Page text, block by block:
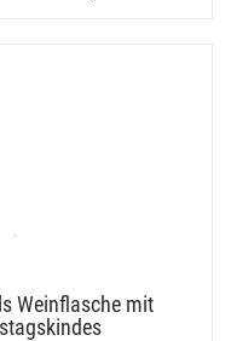
Weinflasche mit